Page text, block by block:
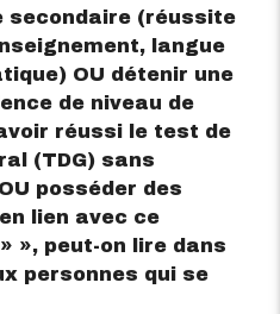
secondaire (réussite
langue
OU détenir une
de niveau de
réussi le test de
(TDG) sans
posséder des
lien avec ce
», peut-on lire dans
personnes qui se